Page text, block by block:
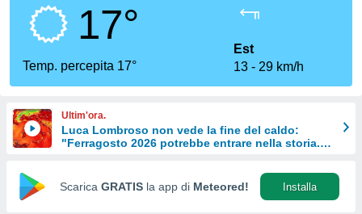
per
le
di
Web
17°
Temp. percepita 17°
Est
13
29 km/h
Ultim'ora.
Luca Lombroso non vede la fine del caldo:
"Ferragosto 2026 potrebbe entrare nella storia.
Scarica GRATIS la app di Meteored! Installa